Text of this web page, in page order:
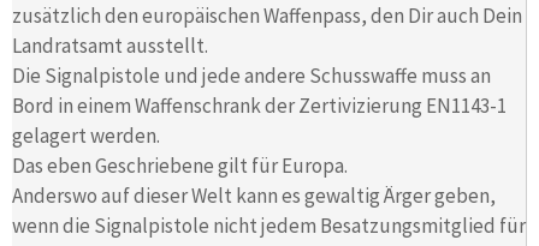
zusätzlich den europäischen Waffenpass, den Dir auch Dein
Landratsamt ausstellt.
Die Signalpistole und jede andere Schusswaffe muss an
Bord in einem Waffenschrank der Zertivizierung EN1143-1
gelagert werden.
Das eben Geschriebene gilt für Europa.
Anderswo auf dieser Welt kann es gewaltig Ärger geben,
wenn die Signalpistole nicht jedem Besatzungsmitglied für